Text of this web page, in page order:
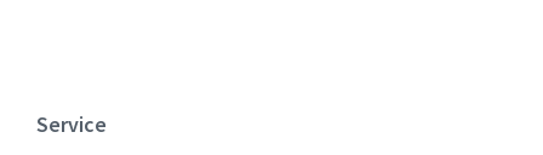
Service